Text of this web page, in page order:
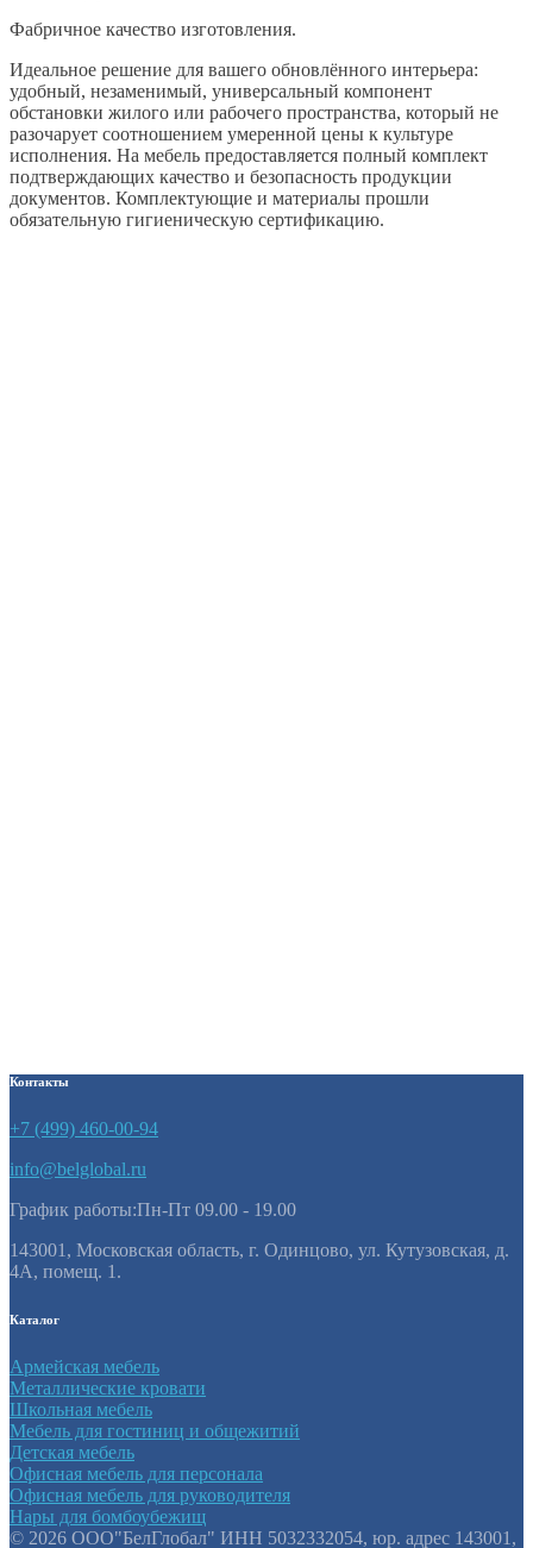
Фабричное качество изготовления.
Идеальное решение для вашего обновлённого интерьера:
удобный, незаменимый, универсальный компонент
обстановки жилого или рабочего пространства, который не
разочарует соотношением умеренной цены к культуре
исполнения. На мебель предоставляется полный комплект
подтверждающих качество и безопасность продукции
документов. Комплектующие и материалы прошли
обязательную гигиеническую сертификацию.
Контакты
+7 (499) 460-00-94
info@belglobal.ru
График работы:Пн-Пт 09.00 - 19.00
143001, Московская область, г. Одинцово, ул. Кутузовская, д.
4А, помещ. 1.
Каталог
Армейская мебель
Металлические кровати
Школьная мебель
Мебель для гостиниц и общежитий
Детская мебель
Офисная мебель для персонала
Офисная мебель для руководителя
Нары для бомбоубежищ
©️ 2026 ООО"БелГлобал" ИНН 5032332054, юр. адрес 143001,